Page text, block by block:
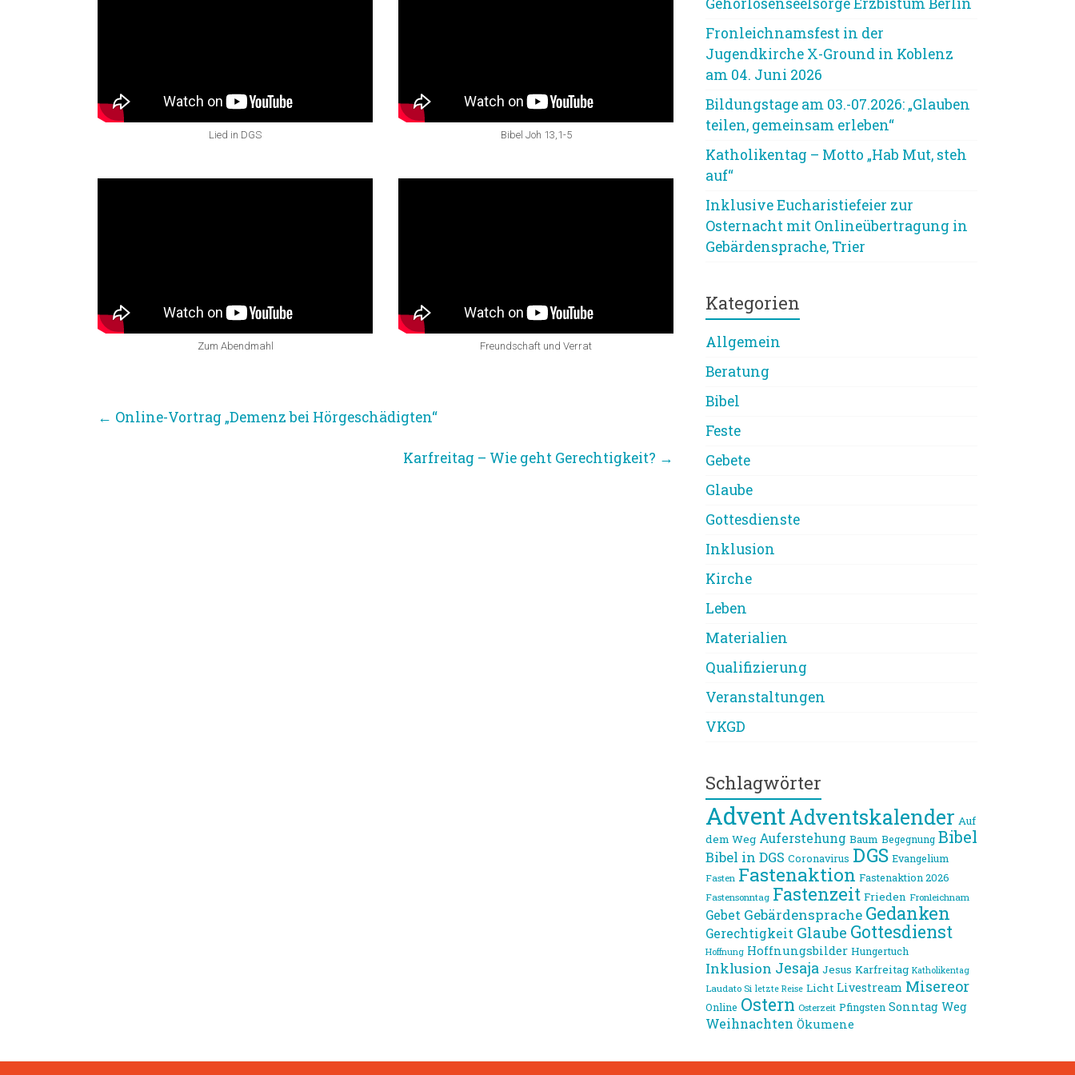
Lied in DGS Bibel Joh 13,1-5
Zum Abendmahl Freundschaft und Verrat
← Online-Vortrag „Demenz bei Hörgeschädigten“
Karfreitag – Wie geht Gerechtigkeit? →
Fronleichnamsfest in der
Jugendkirche X-Ground in Koblenz
am 04. Juni 2026
Bildungstage am 03.-07.2026: „Glauben
teilen, gemeinsam erleben“
Katholikentag – Motto „Hab Mut, steh
auf“
Inklusive Eucharistiefeier zur
Osternacht mit Onlineübertragung in
Gebärdensprache, Trier
Kategorien
Allgemein
Beratung
Bibel
Feste
Gebete
Glaube
Gottesdienste
Inklusion
Kirche
Leben
Materialien
Qualifizierung
Veranstaltungen
VKGD
Schlagwörter
AdventAdventskalender Auf
dem Weg Auferstehung Baum Begegnung Bibel
Bibel in DGS Coronavirus DGS Evangelium
Fasten Fastenaktion Fastenaktion 2026
Fastensonntag Fastenzeit Frieden Fronleichnam
Gebet Gebärdensprache Gedanken
Gerechtigkeit Glaube Gottesdienst
Hoffnung Hoffnungsbilder Hungertuch
Inklusion Jesaja Jesus Karfreitag Katholikentag
Laudato Si letzte Reise Licht Livestream Misereor
Online Ostern Osterzeit Pfingsten Sonntag Weg
Weihnachten Ökumene